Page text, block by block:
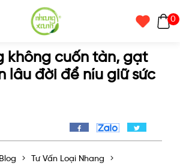
0
không cuốn tàn, gạt
lâu đời để níu giữ sức
Blog Tư Vấn Loại Nhang